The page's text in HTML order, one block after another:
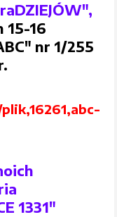
15-16
nr 1/255
1331"